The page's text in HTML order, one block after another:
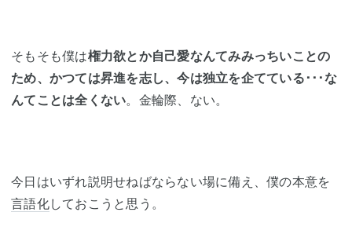
そもそも僕は権力欲とか自己愛なんてみみっちいことの
ため、かつては昇進を志し、今は独立を企てている･･･な
んてことは全くない。金輪際、ない。
今日はいずれ説明せねばならない場に備え、僕の本意を
言語化しておこうと思う。